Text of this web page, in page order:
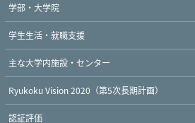
学部・大学院
学生生活・就職支援
主な大学内施設・センター
Ryukoku Vision 2020（第5次長期計画）
認証評価